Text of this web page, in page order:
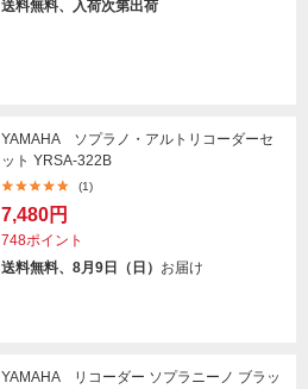
送料無料、入荷次第出荷
YAMAHA ソプラノ・アルトリコーダーセ
ット YRSA-322B
(1)
7,480円
748ポイント
送料無料、8月9日（日） お届け
YAMAHA リコーダー ソプラニーノ ブラッ